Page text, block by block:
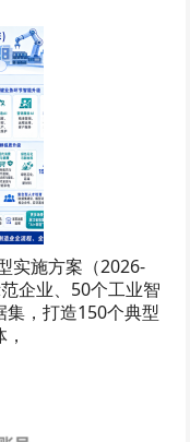
实施方案（2026-
企业、50个工业智
，打造150个典型